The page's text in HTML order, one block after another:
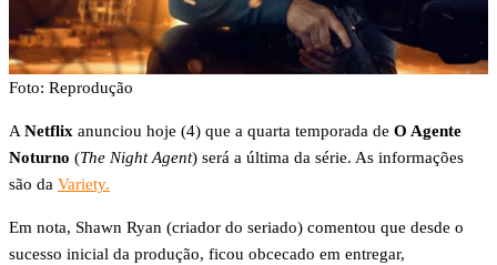
Foto: Reprodução
A Netflix anunciou hoje (4) que a quarta temporada de O Agente
Noturno (The Night Agent) será a última da série. As informações
são da Variety.
Em nota, Shawn Ryan (criador do seriado) comentou que desde o
sucesso inicial da produção, ficou obcecado em entregar,